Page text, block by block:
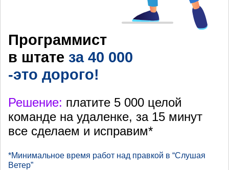
Программист
в штате за 40 000
-это дорого!
Решение: платите 5 000 целой
команде на удаленке, за 15 минут
все сделаем и исправим*
*Минимальное время работ над правкой в “Слушая
Ветер”